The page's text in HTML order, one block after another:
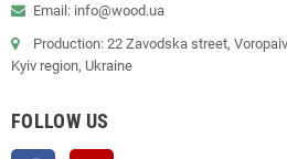
Email: info@wood.ua
Production: 22 Zavodska street,
Kyiv region, Ukraine
FOLLOW US